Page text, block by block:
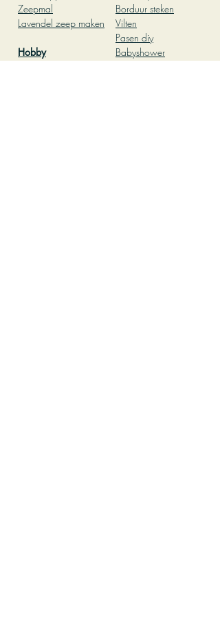
Zeepmal
Lavendel zeep maken
Hobby
Borduur steken
Vilten
Pasen diy
Babyshower